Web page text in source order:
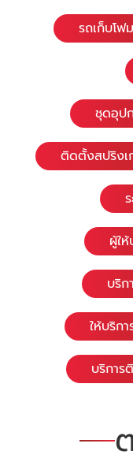
รถเก็บโ
ชุดอุป
ติดตั้งสปริงเ
ผู้ใ
บริก
ให้บริก
บริการ